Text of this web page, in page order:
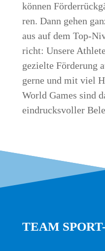
kön­nen
ren. Dann gehen
aus auf dem Top-
richt: Unse­re
geziel­te För­de­rung
ger­ne und mit viel
World Games sind
ein­drucks­vol­ler
TEAM